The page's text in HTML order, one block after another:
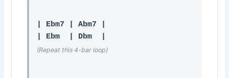
| Ebm7 | Abm7 |
(Repeat this 4-bar loop)